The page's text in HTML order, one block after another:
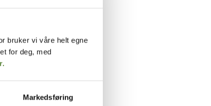
bruker vi våre helt egne
for deg, med
Markedsføring